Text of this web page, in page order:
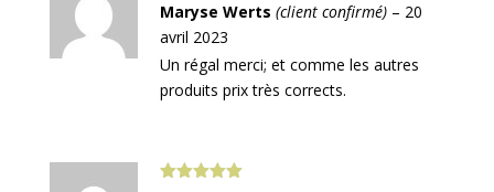
5
Maryse Werts (client confirmé) – 20
avril 2023
Un régal merci; et comme les autres
produits prix très corrects.